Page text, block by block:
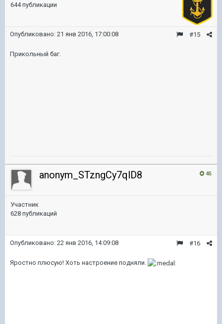
644 публикации
#15
Опубликовано: 21 янв 2016, 17:00:08
Прикольный баг.
45
anonym_STzngCy7qlD8
Участник
628 публикаций
#16
Опубликовано: 22 янв 2016, 14:09:08
Яростно плюсую! Хоть настроение подняли.